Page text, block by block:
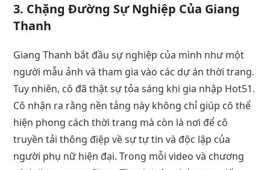
3. Chặng Đường Sự Nghiệp Của Giang
Thanh
Giang Thanh bắt đầu sự nghiệp của mình như một
người mẫu ảnh và tham gia vào các dự án thời trang.
Tuy nhiên, cô đã thật sự tỏa sáng khi gia nhập Hot51.
Cô nhận ra rằng nền tảng này không chỉ giúp cô thể
hiện phong cách thời trang mà còn là nơi để cô
truyền tải thông điệp về sự tự tin và độc lập của
người phụ nữ hiện đại. Trong mỗi video và chương